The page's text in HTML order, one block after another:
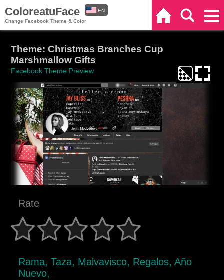
ColoreatuFace
Change Facebook Theme & Color
EN
Theme: Christmas Branches Cup
Marshmallow Gifts
Facebook Theme Preview
Rate
Rama, Taza, Malvavisco, Regalos, Año
Nuevo,